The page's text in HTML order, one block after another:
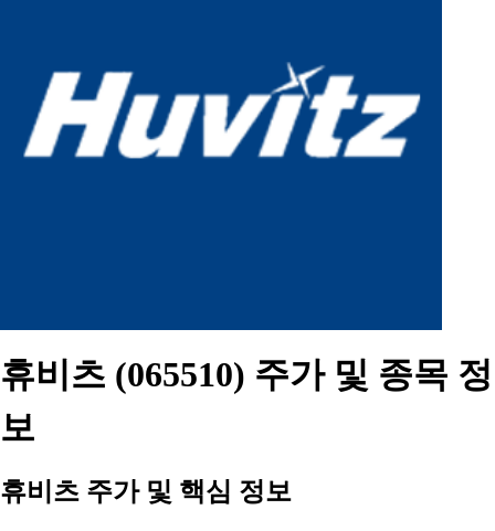
휴비츠 (065510) 주가 및 종목 정
보
휴비츠 주가 및 핵심 정보